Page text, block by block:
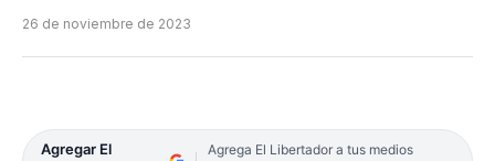
26 de noviembre de 2023
Agregar El
Agrega El Libertador a tus medios